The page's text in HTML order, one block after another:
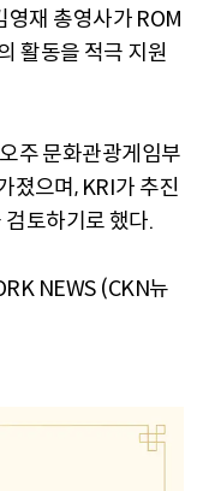
재 총영사가 ROM
활동을 적극 지원
주 문화관광게임부
졌으며, KRI가 추진
토하기로 했다.
NEWS (CKN뉴